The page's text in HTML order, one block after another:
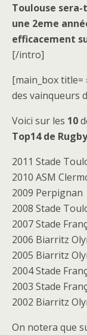
Toulouse
une 2eme
efficacement
[/intro]
[main_box title=
des vainqueurs
Voici sur les 10
Top14 de Rugby
2011 Stade
2010 ASM
2009 Perpignan
2008 Stade
2007 Stade
2006 Biarritz
2005 Biarritz
2004 Stade
2003 Stade
2002 Biarritz
On notera que